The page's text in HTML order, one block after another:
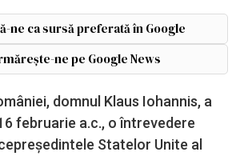
ne ca sursă preferată în Google
ne pe Google News
domnul Klaus Iohannis, a
februarie a.c., o întrevedere
Statelor Unite al